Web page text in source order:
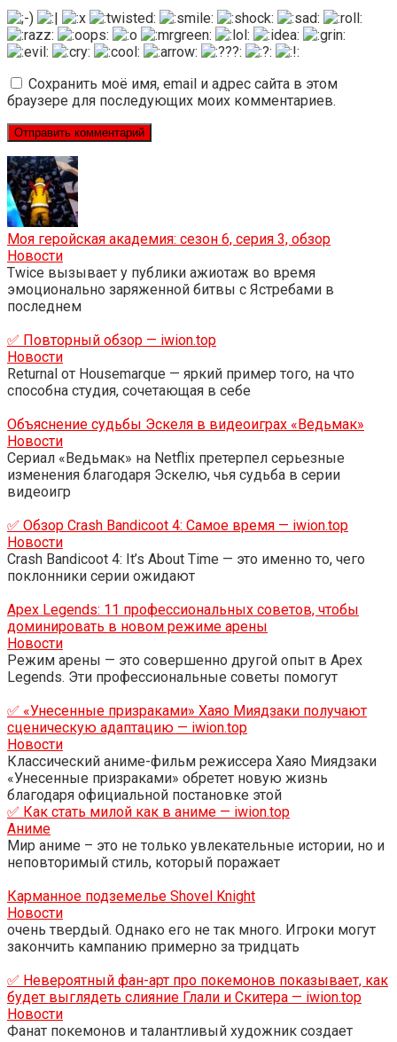
Сохранить моё имя, email и адрес сайта в этом
браузере для последующих моих комментариев.
Моя геройская академия: сезон 6, серия 3, обзор
Новости
Twice вызывает у публики ажиотаж во время
эмоционально заряженной битвы с Ястребами в
последнем
✅ Повторный обзор — iwion.top
Новости
Returnal от Housemarque — яркий пример того, на что
способна студия, сочетающая в себе
Объяснение судьбы Эскеля в видеоиграх «Ведьмак»
Новости
Сериал «Ведьмак» на Netflix претерпел серьезные
изменения благодаря Эскелю, чья судьба в серии
видеоигр
✅ Обзор Crash Bandicoot 4: Самое время — iwion.top
Новости
Crash Bandicoot 4: It’s About Time — это именно то, чего
поклонники серии ожидают
Apex Legends: 11 профессиональных советов, чтобы
доминировать в новом режиме арены
Новости
Режим арены — это совершенно другой опыт в Apex
Legends. Эти профессиональные советы помогут
✅ «Унесенные призраками» Хаяо Миядзаки получают
сценическую адаптацию — iwion.top
Новости
Классический аниме-фильм режиссера Хаяо Миядзаки
«Унесенные призраками» обретет новую жизнь
благодаря официальной постановке этой
✅ Как стать милой как в аниме — iwion.top
Аниме
Мир аниме – это не только увлекательные истории, но и
неповторимый стиль, который поражает
Карманное подземелье Shovel Knight
Новости
очень твердый. Однако его не так много. Игроки могут
закончить кампанию примерно за тридцать
✅ Невероятный фан-арт про покемонов показывает, как
будет выглядеть слияние Глали и Скитера — iwion.top
Новости
Фанат покемонов и талантливый художник создает